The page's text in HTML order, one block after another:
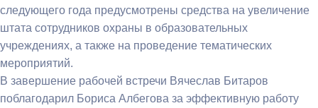
следующего года предусмотрены средства на увеличение
штата сотрудников охраны в образовательных
учреждениях, а также на проведение тематических
мероприятий.
В завершение рабочей встречи Вячеслав Битаров
поблагодарил Бориса Албегова за эффективную работу